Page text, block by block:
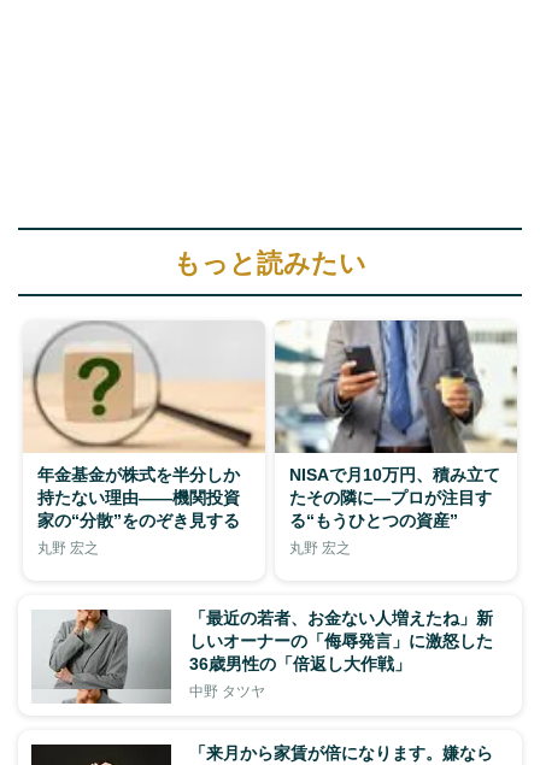
もっと読みたい
年金基金が株式を半分しか
持たない理由——機関投資
家の“分散”をのぞき見する
丸野 宏之
NISAで月10万円、積み立て
たその隣に—プロが注目す
る“もうひとつの資産”
丸野 宏之
「最近の若者、お金ない人増えたね」新
しいオーナーの「侮辱発言」に激怒した
36歳男性の「倍返し大作戦」
中野 タツヤ
「来月から家賃が倍になります。嫌なら